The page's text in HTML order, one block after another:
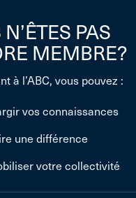
PAS
MEMBRE?
à l’ABC, vous pouvez :
vos connaissances
une différence
votre collectivité